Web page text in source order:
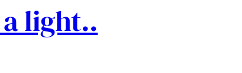
light..